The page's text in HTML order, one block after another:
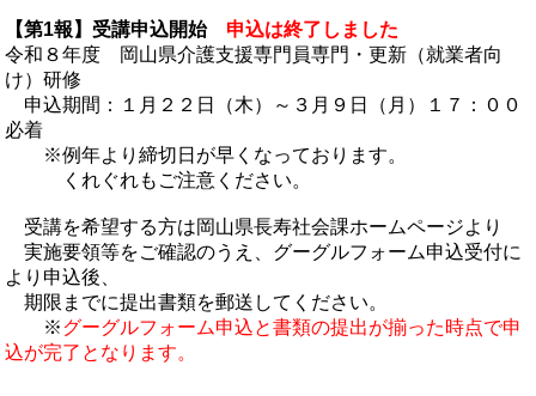
【第1報】受講申込開始 申込は終了しました
令和８年度 岡山県介護支援専門員専門・更新（就業者向
け）研修
申込期間：１月２２日（木）～３月９日（月）１７：００
必着
※例年より締切日が早くなっております。
くれぐれもご注意ください。
受講を希望する方は岡山県長寿社会課ホームページより
実施要領等をご確認のうえ、グーグルフォーム申込受付に
より申込後、
期限までに提出書類を郵送してください。
※グーグルフォーム申込と書類の提出が揃った時点で申
込が完了となります。